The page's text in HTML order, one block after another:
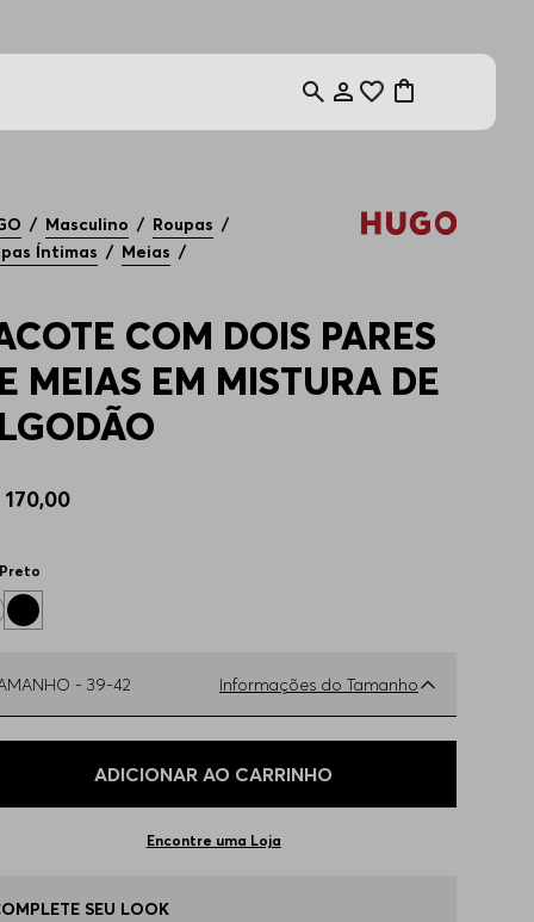
Masculino
Roupas
Íntimas
Meias
COM DOIS PARES
MEIAS EM MISTURA DE
170,00
Preto
-39-42 Informações do Tamanho
46
ADICIONAR AO CARRINHO
Encontre uma Loja
SEU LOOK